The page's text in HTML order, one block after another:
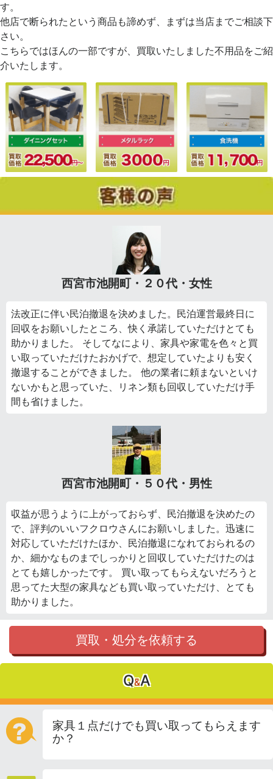
す。
他店で断られたという商品も諦めず、まずは当店までご相談下
さい。
こちらではほんの一部ですが、買取いたしました不用品をご紹
介いたします。
西宮市池開町・２０代・女性
法改正に伴い民泊撤退を決めました。民泊運営最終日に
回収をお願いしたところ、快く承諾していただけとても
助かりました。 そしてなにより、家具や家電を色々と買
い取っていただけたおかげで、想定していたよりも安く
撤退することができました。 他の業者に頼まないといけ
ないかもと思っていた、リネン類も回収していただけ手
間も省けました。
西宮市池開町・５０代・男性
収益が思うように上がっておらず、民泊撤退を決めたの
で、評判のいいフクロウさんにお願いしました。迅速に
対応していただけたほか、民泊撤退になれておられるの
か、細かなものまでしっかりと回収していただけたのは
とても嬉しかったです。 買い取ってもらえないだろうと
思ってた大型の家具なども買い取っていただけ、とても
助かりました。
買取・処分を依頼する
Q&A
家具１点だけでも買い取ってもらえます
か？